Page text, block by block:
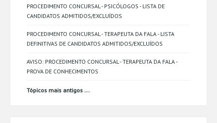
PROCEDIMENTO CONCURSAL - PSICÓLOGOS - LISTA DE
CANDIDATOS ADMITIDOS/EXCLUÍDOS
PROCEDIMENTO CONCURSAL - TERAPEUTA DA FALA - LISTA
DEFINITIVAS DE CANDIDATOS ADMITIDOS/EXCLUÍDOS
AVISO: PROCEDIMENTO CONCURSAL - TERAPEUTA DA FALA -
PROVA DE CONHECIMENTOS
Tópicos mais antigos ...